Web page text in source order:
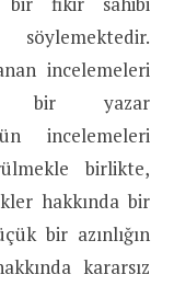
incelemeleri
bir yazar
incelemeleri
birlikte,
hakkında bir
bir azınlığın
kararsız